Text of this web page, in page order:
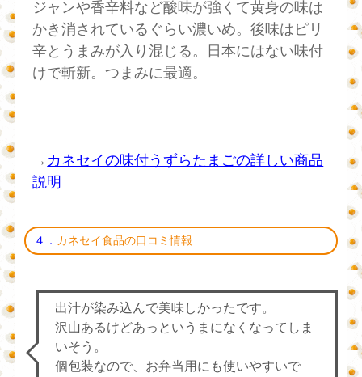
ジャンや香辛料など酸味が強くて黄身の味は
かき消されているぐらい濃いめ。後味はピリ
辛とうまみが入り混じる。日本にはない味付
けで斬新。つまみに最適。
→ カネセイの味付うずらたまごの詳しい商品
説明
４． カネセイ食品の口コミ情報
出汁が染み込んで美味しかったです。
沢山あるけどあっというまになくなってしま
いそう。
個包装なので、お弁当用にも使いやすいで